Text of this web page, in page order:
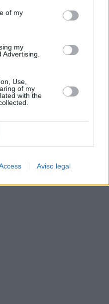
nuevo en este sitio web o
of my
my
Use,
of my
with the
Aviso legal